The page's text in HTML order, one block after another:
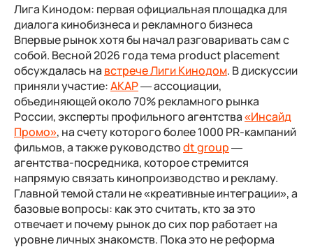
Лига Кинодом: первая официальная площадка для
диалога кинобизнеса и рекламного бизнеса
Впервые рынок хотя бы начал разговаривать сам с
собой. Весной 2026 года тема product placement
обсуждалась на встрече Лиги Кинодом. В дискуссии
приняли участие:АКАР— ассоциации,
объединяющей около 70% рекламного рынка
России, эксперты профильного агентства«Инсайд
Промо», на счету которого более 1000 PR-кампаний
фильмов, а также руководствоdt group—
агентства-посредника, которое стремится
напрямую связать кинопроизводство и рекламу.
Главной темой стали не «креативные интеграции», а
базовые вопросы: как это считать, кто за это
отвечает и почему рынок до сих пор работает на
уровне личных знакомств. Пока это не реформа